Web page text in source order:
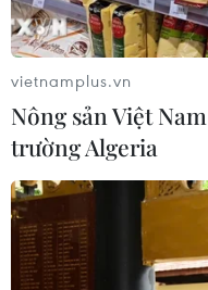
vietnamplus.vn
Nông sản Việt
trường Algeria